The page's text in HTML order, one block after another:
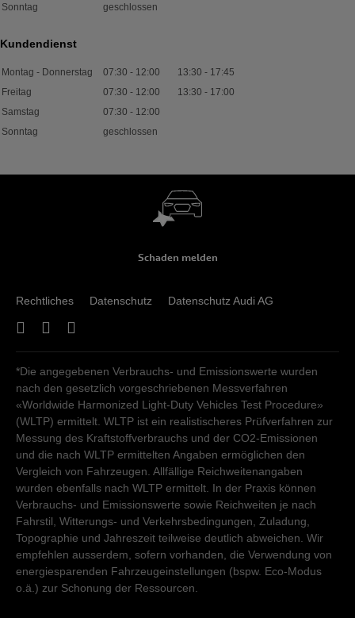
Sonntag
geschlossen
Kundendienst
Montag - Donnerstag 07:30 - 12:00 13:30 - 17:45
Freitag
07:30 - 12:00 13:30 - 17:00
Samstag
07:30 - 12:00
Sonntag
geschlossen
Schaden melden
Rechtliches Datenschutz Datenschutz Audi AG
*Die angegebenen Verbrauchs- und Emissionswerte wurden
nach den gesetzlich vorgeschriebenen Messverfahren
«Worldwide Harmonized Light-Duty Vehicles Test Procedure»
(WLTP) ermittelt. WLTP ist ein realistischeres Prüfverfahren zur
Messung des Kraftstoffverbrauchs und der CO2-Emissionen
und die nach WLTP ermittelten Angaben ermöglichen den
Vergleich von Fahrzeugen. Allfällige Reichweitenangaben
wurden ebenfalls nach WLTP ermittelt. In der Praxis können
Verbrauchs- und Emissionswerte sowie Reichweiten je nach
Fahrstil, Witterungs- und Verkehrsbedingungen, Zuladung,
Topographie und Jahreszeit teilweise deutlich abweichen. Wir
empfehlen ausserdem, sofern vorhanden, die Verwendung von
energiesparenden Fahrzeugeinstellungen (bspw. Eco-Modus
o.ä.) zur Schonung der Ressourcen.